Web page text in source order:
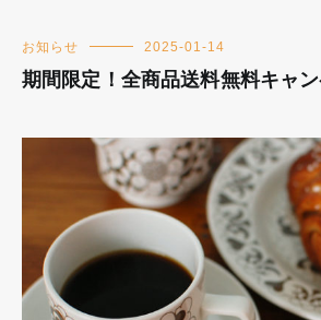
お知らせ 2025-01-14
期間限定！全商品送料無料キャン